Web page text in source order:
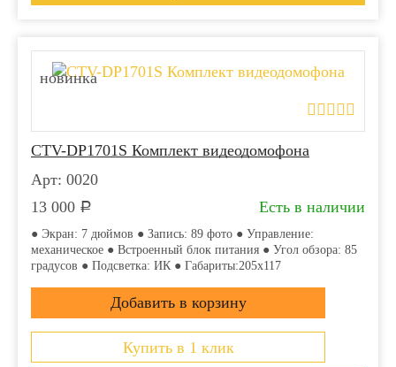
новинка
CTV-DP1701S Комплект видеодомофона
Арт: 0020
13 000 Р Есть в наличии
● Экран: 7 дюймов ● Запись: 89 фото ● Управление:
механическое ● Встроенный блок питания ● Угол обзора: 85
градусов ● Подсветка: ИК ● Габариты:205x117
Купить в 1 клик